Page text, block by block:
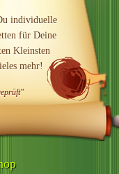
individuelle
für Deine
Kleinsten
mehr!